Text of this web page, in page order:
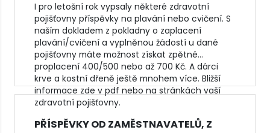
I pro letošní rok vypsaly některé zdravotní
pojišťovny příspěvky na plavání nebo cvičení. S
naším dokladem z pokladny o zaplacení
plavání/cvičení a vyplněnou žádostí u dané
pojišťovny máte možnost získat zpětné
proplacení 400/500 nebo až 700 Kč. A dárci
krve a kostní dřeně ještě mnohem více. Bližší
informace zde v pdf nebo na stránkách vaší
zdravotní pojišťovny.
PŘÍSPĚVKY OD ZAMĚSTNAVATELŮ, Z